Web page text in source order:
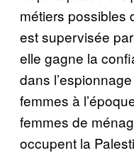
métiers possibles
est supervisée
elle gagne la
dans
femmes à
femmes de
occupent la